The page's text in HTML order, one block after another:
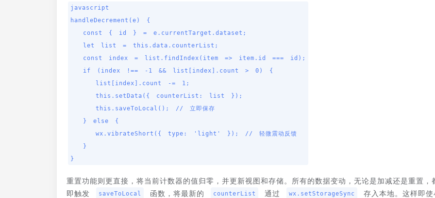
javascript
handleDecrement(e) {
}
重置功能则更直接，将当前计数器的值归零，并更新视图和存储。所有的数据变动，无论是加减还是重置，
即触发
saveToLocal 函数，将最新的 counterList 通过 wx.setStorageSync
存入本地。这样即使